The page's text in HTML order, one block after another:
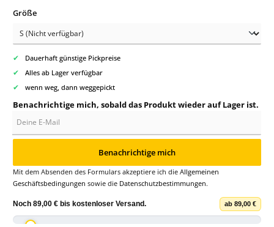
Größeauswählen
✔ Dauerhaft günstige Pickpreise
✔ Alles ab Lager verfügbar
✔ wenn weg, dann weggepickt
Benachrichtige mich, sobald das Produkt wieder auf Lager ist.
Benachrichtige mich
Mit dem Absenden des Formulars akzeptiere ich die Allgemeinen
Geschäftsbedingungen sowie die Datenschutzbestimmungen.
Noch 89,00 € bis kostenloser Versand. ab 89,00 €